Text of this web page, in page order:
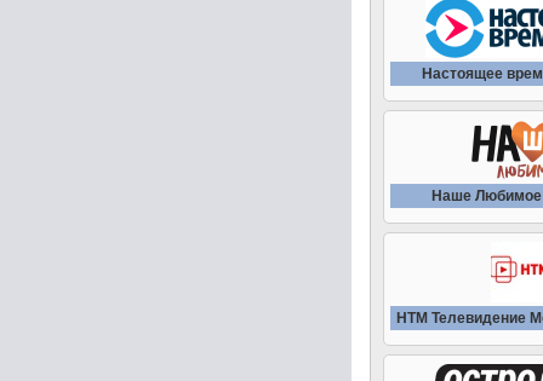
Настоящее
Наше Любимое
НТМ Телевидение